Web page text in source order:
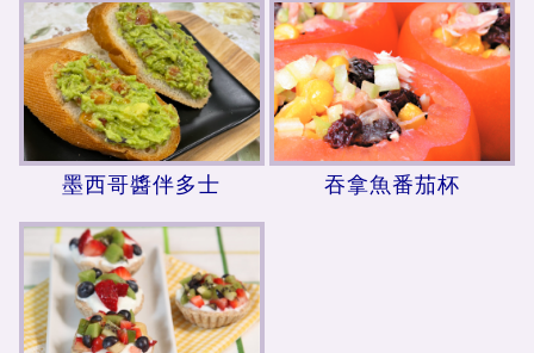
墨西哥醬伴多士 吞拿魚番茄杯